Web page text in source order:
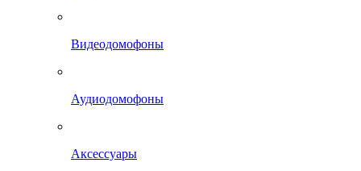
Видеодомофоны
Аудиодомофоны
Аксессуары